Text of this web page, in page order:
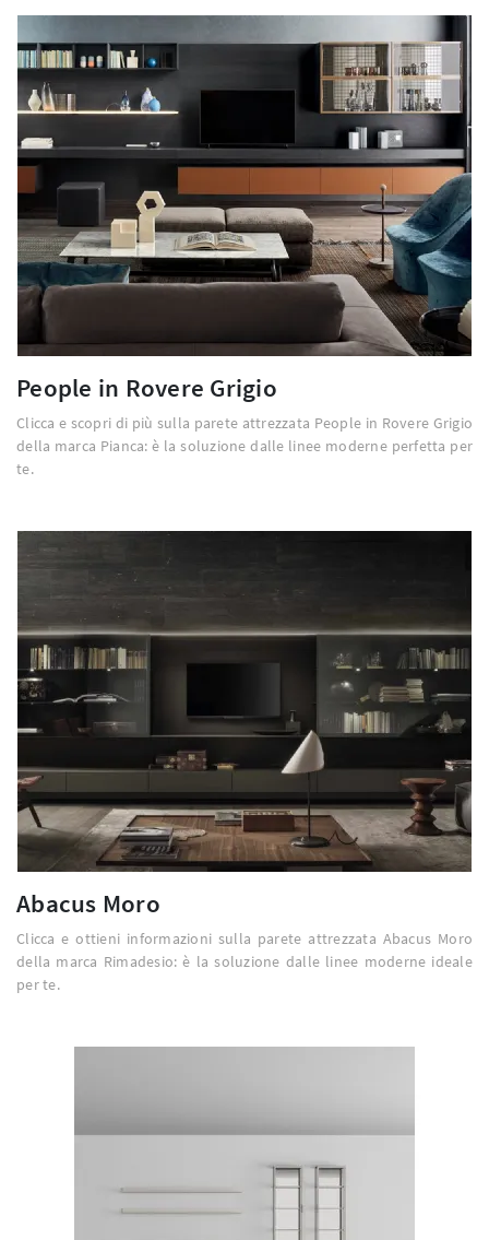
People in Rovere Grigio
Clicca e scopri di più sulla parete attrezzata People in Rovere Grigio
della marca Pianca: è la soluzione dalle linee moderne perfetta per
te.
Abacus Moro
Clicca e ottieni informazioni sulla parete attrezzata Abacus Moro
della marca Rimadesio: è la soluzione dalle linee moderne ideale
per te.